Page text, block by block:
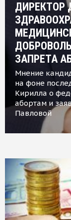
ДИРЕКТОР
ЗАПРЕТА
Мнение
на фоне
Кирилла о
абортам и
Павловой